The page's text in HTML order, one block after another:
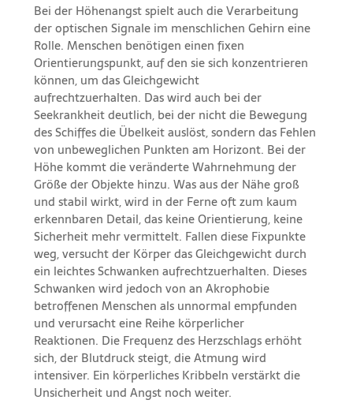
Bei der Höhenangst spielt auch die Verarbeitung
der optischen Signale im menschlichen Gehirn eine
Rolle. Menschen benötigen einen fixen
Orientierungspunkt, auf den sie sich konzentrieren
können, um das Gleichgewicht
aufrechtzuerhalten. Das wird auch bei der
Seekrankheit deutlich, bei der nicht die Bewegung
des Schiffes die Übelkeit auslöst, sondern das Fehlen
von unbeweglichen Punkten am Horizont. Bei der
Höhe kommt die veränderte Wahrnehmung der
Größe der Objekte hinzu. Was aus der Nähe groß
und stabil wirkt, wird in der Ferne oft zum kaum
erkennbaren Detail, das keine Orientierung, keine
Sicherheit mehr vermittelt. Fallen diese Fixpunkte
weg, versucht der Körper das Gleichgewicht durch
ein leichtes Schwanken aufrechtzuerhalten. Dieses
Schwanken wird jedoch von an Akrophobie
betroffenen Menschen als unnormal empfunden
und verursacht eine Reihe körperlicher
Reaktionen. Die Frequenz des Herzschlags erhöht
sich, der Blutdruck steigt, die Atmung wird
intensiver. Ein körperliches Kribbeln verstärkt die
Unsicherheit und Angst noch weiter.